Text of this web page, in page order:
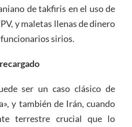
de takfiris en el uso de
y maletas llenas de dinero
sirios.
recargado
ser un caso clásico de
y también de Irán, cuando
terrestre crucial que lo